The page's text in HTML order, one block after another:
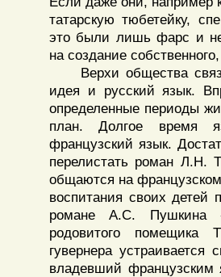
татарскую тюбетейку,
это были лишь фарс и
на создание
Верхи общества
идея и русский язык.
определенные периоды
план. Долгое время
французский язык.
перелистать роман Л.Н.
общаются на
воспитания своих детей
романе А.С. Пушкина
родовитого помещика
гувернера устраивается
владевший французским